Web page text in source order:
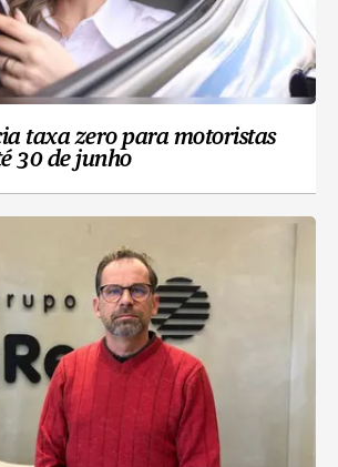
taxa zero para motoristas
30 de junho